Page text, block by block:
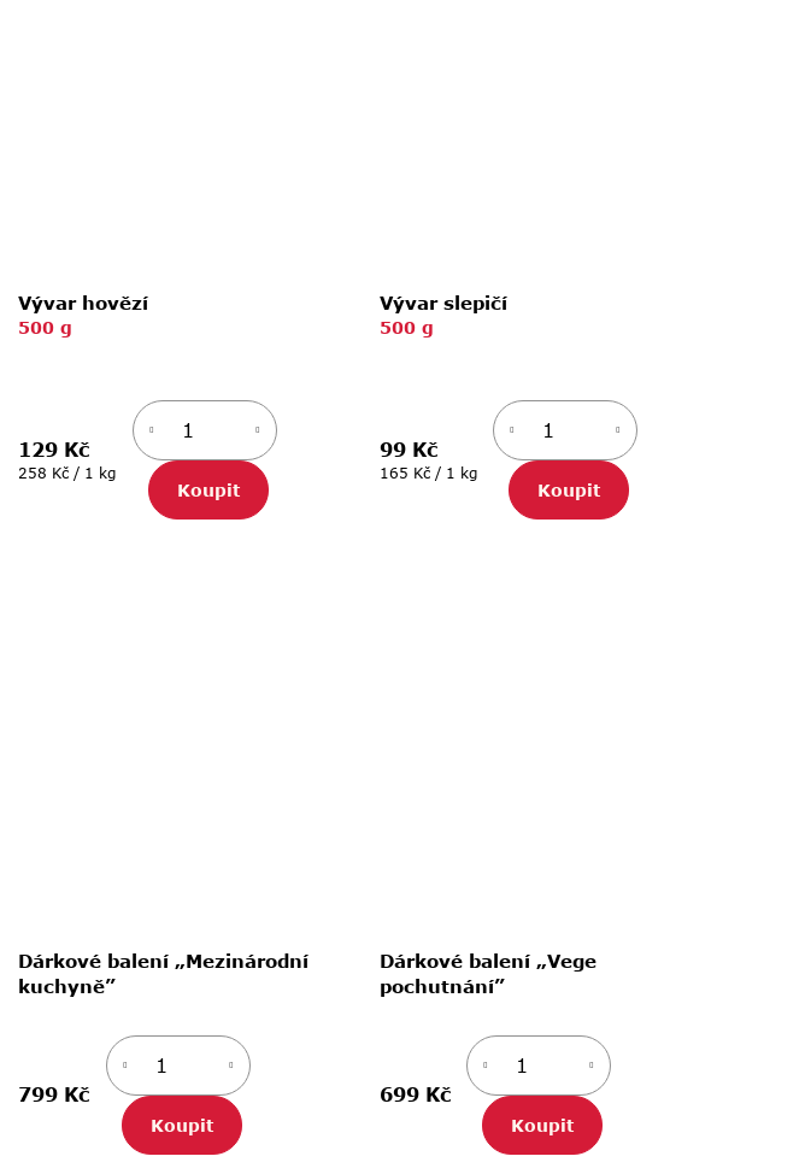
Vývar hovězí
500 g
129 Kč
Měrná
258 Kč / 1 kg
Koupit
Vývar slepičí
500 g
99 Kč
Měrná
165 Kč / 1 kg
Koupit
Dárkové balení „Mezinárodní
kuchyně”
799 Kč
Koupit
Dárkové balení „Vege
pochutnání”
699 Kč
Koupit